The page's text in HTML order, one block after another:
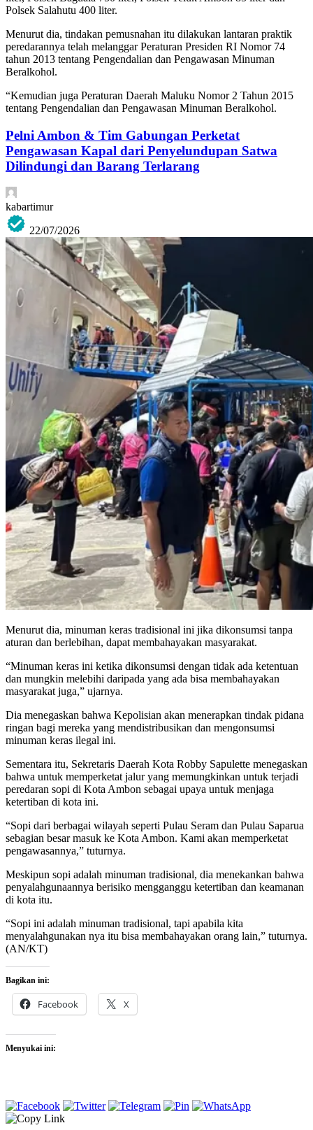
Polsek Salahutu 400 liter.
Menurut dia, tindakan pemusnahan itu dilakukan lantaran praktik
peredarannya telah melanggar Peraturan Presiden RI Nomor 74
tahun 2013 tentang Pengendalian dan Pengawasan Minuman
Beralkohol.
“Kemudian juga Peraturan Daerah Maluku Nomor 2 Tahun 2015
tentang Pengendalian dan Pengawasan Minuman Beralkohol.
Pelni Ambon & Tim Gabungan Perketat
Pengawasan Kapal dari Penyelundupan Satwa
Dilindungi dan Barang Terlarang
kabartimur
22/07/2026
Menurut dia, minuman keras tradisional ini jika dikonsumsi tanpa
aturan dan berlebihan, dapat membahayakan masyarakat.
“Minuman keras ini ketika dikonsumsi dengan tidak ada ketentuan
dan mungkin melebihi daripada yang ada bisa membahayakan
masyarakat juga,” ujarnya.
Dia menegaskan bahwa Kepolisian akan menerapkan tindak pidana
ringan bagi mereka yang mendistribusikan dan mengonsumsi
minuman keras ilegal ini.
Sementara itu, Sekretaris Daerah Kota Robby Sapulette menegaskan
bahwa untuk memperketat jalur yang memungkinkan untuk terjadi
peredaran sopi di Kota Ambon sebagai upaya untuk menjaga
ketertiban di kota ini.
“Sopi dari berbagai wilayah seperti Pulau Seram dan Pulau Saparua
sebagian besar masuk ke Kota Ambon. Kami akan memperketat
pengawasannya,” tuturnya.
Meskipun sopi adalah minuman tradisional, dia menekankan bahwa
penyalahgunaannya berisiko mengganggu ketertiban dan keamanan
di kota itu.
“Sopi ini adalah minuman tradisional, tapi apabila kita
menyalahgunakan nya itu bisa membahayakan orang lain,” tuturnya.
(AN/KT)
Bagikan ini:
Facebook X
Menyukai ini: